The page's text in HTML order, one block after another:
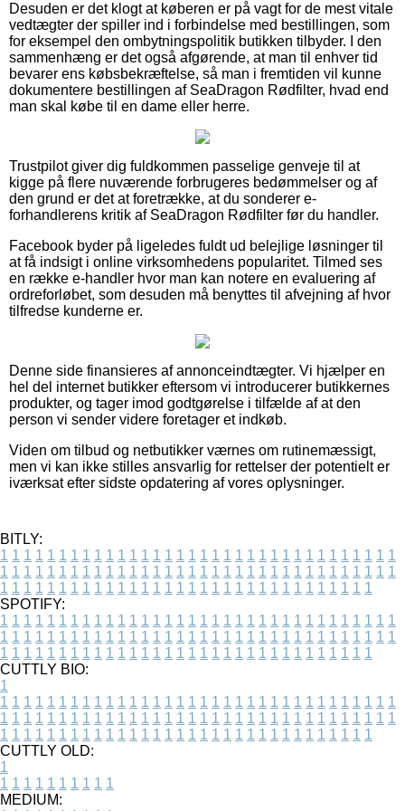
Desuden er det klogt at køberen er på vagt for de mest vitale
vedtægter der spiller ind i forbindelse med bestillingen, som
for eksempel den ombytningspolitik butikken tilbyder. I den
sammenhæng er det også afgørende, at man til enhver tid
bevarer ens købsbekræftelse, så man i fremtiden vil kunne
dokumentere bestillingen af SeaDragon Rødfilter, hvad end
man skal købe til en dame eller herre.
Trustpilot giver dig fuldkommen passelige genveje til at
kigge på flere nuværende forbrugeres bedømmelser og af
den grund er det at foretrække, at du sonderer e-
forhandlerens kritik af SeaDragon Rødfilter før du handler.
Facebook byder på ligeledes fuldt ud belejlige løsninger til
at få indsigt i online virksomhedens popularitet. Tilmed ses
en række e-handler hvor man kan notere en evaluering af
ordreforløbet, som desuden må benyttes til afvejning af hvor
tilfredse kunderne er.
Denne side finansieres af annonceindtægter. Vi hjælper en
hel del internet butikker eftersom vi introducerer butikkernes
produkter, og tager imod godtgørelse i tilfælde af at den
person vi sender videre foretager et indkøb.
Viden om tilbud og netbutikker værnes om rutinemæssigt,
men vi kan ikke stilles ansvarlig for rettelser der potentielt er
iværksat efter sidste opdatering af vores oplysninger.
BITLY:
1 1 1 1 1 1 1 1 1 1 1 1 1 1 1 1 1 1 1 1 1 1 1 1 1 1 1 1 1 1 1 1 1 1
1 1 1 1 1 1 1 1 1 1 1 1 1 1 1 1 1 1 1 1 1 1 1 1 1 1 1 1 1 1 1 1 1 1
1 1 1 1 1 1 1 1 1 1 1 1 1 1 1 1 1 1 1 1 1 1 1 1 1 1 1 1 1 1 1 1
SPOTIFY:
1 1 1 1 1 1 1 1 1 1 1 1 1 1 1 1 1 1 1 1 1 1 1 1 1 1 1 1 1 1 1 1 1 1
1 1 1 1 1 1 1 1 1 1 1 1 1 1 1 1 1 1 1 1 1 1 1 1 1 1 1 1 1 1 1 1 1 1
1 1 1 1 1 1 1 1 1 1 1 1 1 1 1 1 1 1 1 1 1 1 1 1 1 1 1 1 1 1 1 1
CUTTLY BIO:
1
1 1 1 1 1 1 1 1 1 1 1 1 1 1 1 1 1 1 1 1 1 1 1 1 1 1 1 1 1 1 1 1 1 1
1 1 1 1 1 1 1 1 1 1 1 1 1 1 1 1 1 1 1 1 1 1 1 1 1 1 1 1 1 1 1 1 1 1
1 1 1 1 1 1 1 1 1 1 1 1 1 1 1 1 1 1 1 1 1 1 1 1 1 1 1 1 1 1 1 1
CUTTLY OLD:
1
1 1 1 1 1 1 1 1 1 1
MEDIUM: